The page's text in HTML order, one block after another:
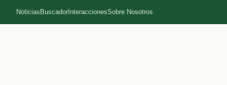
Noticias Buscador InteraccionesSobre Nosotros